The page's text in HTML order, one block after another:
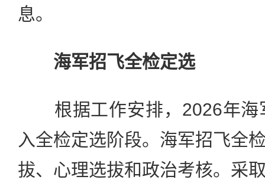
息。
海军招飞全检定选
根据工作安排，2026年海
入全检定选阶段。海军招飞全
拔、心理选拔和政治考核。采